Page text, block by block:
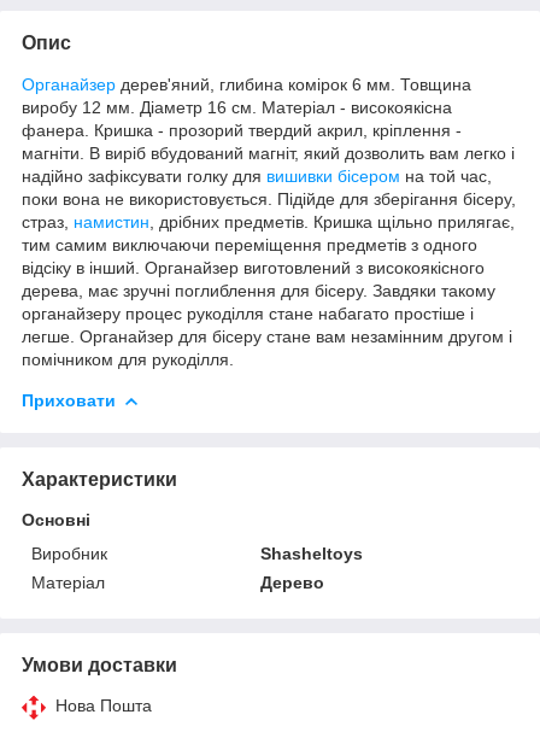
Опис
Органайзер дерев'яний, глибина комірок 6 мм. Товщина
виробу 12 мм. Діаметр 16 см. Матеріал - високоякісна
фанера. Кришка - прозорий твердий акрил, кріплення -
магніти. В виріб вбудований магніт, який дозволить вам легко і
надійно зафіксувати голку для вишивки бісером на той час,
поки вона не використовується. Підійде для зберігання бісеру,
страз, намистин , дрібних предметів. Кришка щільно прилягає,
тим самим виключаючи переміщення предметів з одного
відсіку в інший. Органайзер виготовлений з високоякісного
дерева, має зручні поглиблення для бісеру. Завдяки такому
органайзеру процес рукоділля стане набагато простіше і
легше. Органайзер для бісеру стане вам незамінним другом і
помічником для рукоділля.
Приховати
Характеристики
Основні
Виробник
Shasheltoys
Матеріал
Дерево
Умови доставки
Нова Пошта